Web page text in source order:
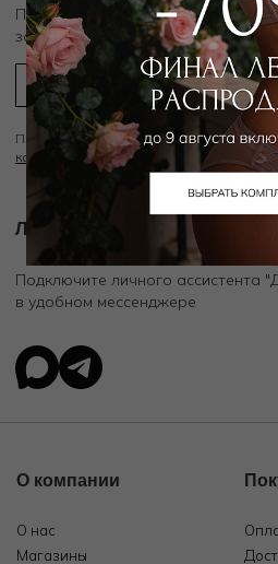
Подпишитесь на рассылку и
заказ
Подписываясь на рассылку вы
конфиденциальности
Личный ассистент.
Подключите личного ассистента
в удобном мессенджере
О компании
О нас
Магазины